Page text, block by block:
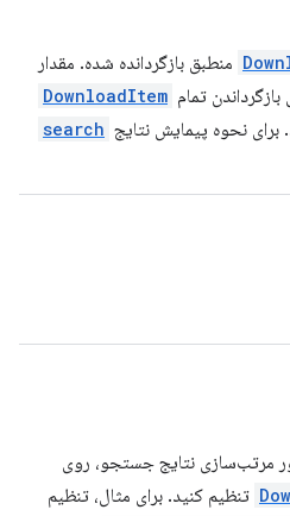
منطبق بازگردانده شده. مقدار
DownloadItem
search
مرتب‌سازی نتایج جستجو، روی
تنظیم کنید. برای مثال، تنظیم